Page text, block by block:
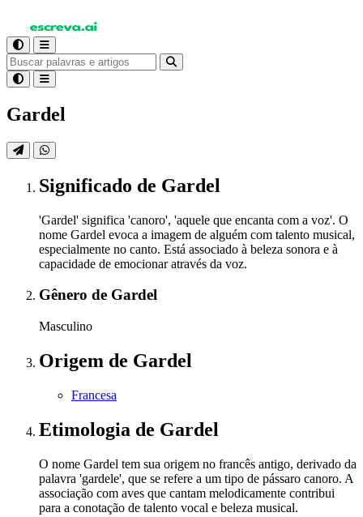
Gardel
Significado de Gardel
'Gardel' significa 'canoro', 'aquele que encanta com a voz'. O
nome Gardel evoca a imagem de alguém com talento musical,
especialmente no canto. Está associado à beleza sonora e à
capacidade de emocionar através da voz.
Gênero de Gardel
Masculino
Origem de Gardel
Francesa
Etimologia de Gardel
O nome Gardel tem sua origem no francês antigo, derivado da
palavra 'gardele', que se refere a um tipo de pássaro canoro. A
associação com aves que cantam melodicamente contribui
para a conotação de talento vocal e beleza musical.